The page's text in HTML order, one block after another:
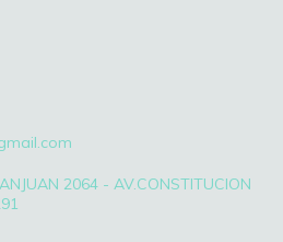
2064 - AV.CONSTITUCION